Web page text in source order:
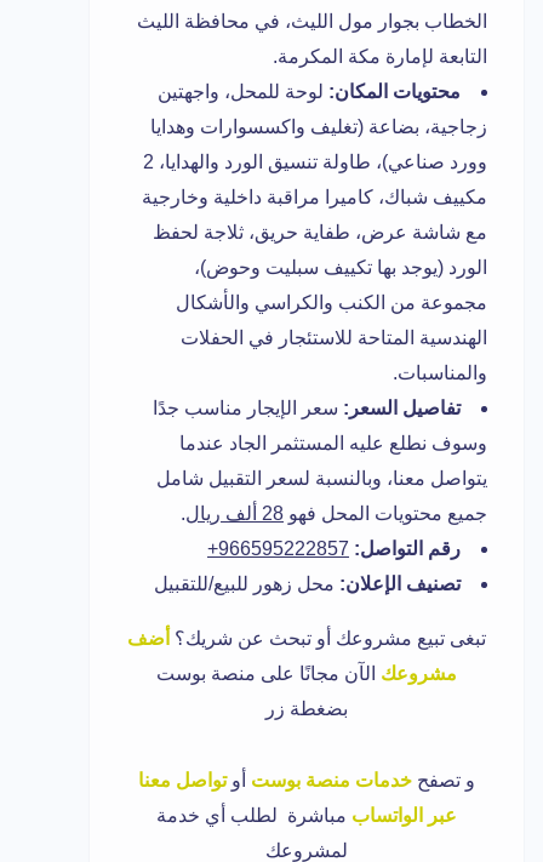
الخطاب بجوار مول الليث، في محافظة الليث
التابعة لإمارة مكة المكرمة.
محتويات المكان: لوحة للمحل، واجهتين
زجاجية، بضاعة (تغليف واكسسوارات وهدايا
وورد صناعي)، طاولة تنسيق الورد والهدايا، 2
مكييف شباك، كاميرا مراقبة داخلية وخارجية
مع شاشة عرض، طفاية حريق، ثلاجة لحفظ
الورد (يوجد بها تكييف سبليت وحوض)،
مجموعة من الكنب والكراسي والأشكال
الهندسية المتاحة للاستئجار في الحفلات
والمناسبات.
تفاصيل السعر: سعر الإيجار مناسب جدًا
وسوف نطلع عليه المستثمر الجاد عندما
يتواصل معنا، وبالنسبة لسعر التقبيل شامل
جميع محتويات المحل فهو 28 ألف ريال
.
رقم التواصل: 966595222857+
تصنيف الإعلان: محل زهور للبيع/للتقبيل
تبغى تبيع مشروعك أو تبحث عن شريك؟ أضف
مشروعك الآن مجانًا على منصة بوست
بضغطة زر
و تصفح خدمات منصة بوست أو تواصل معنا
عبر الواتساب مباشرة لطلب أي خدمة
لمشروعك